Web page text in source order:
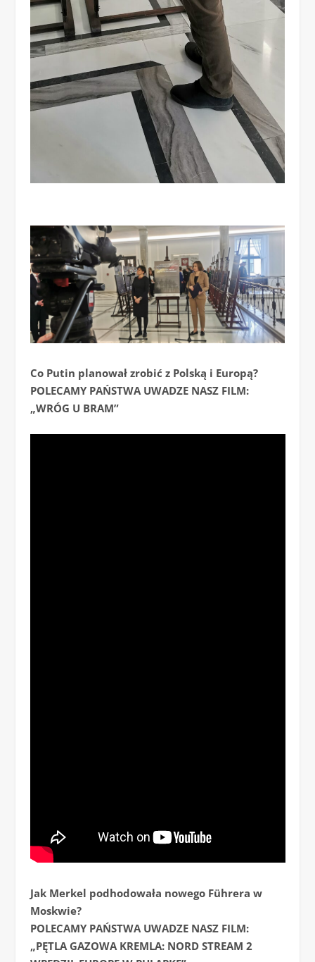
Co Putin planował zrobić z Polską i Europą?
POLECAMY PAŃSTWA UWADZE NASZ FILM:
„WRÓG U BRAM”
Jak Merkel podhodowała nowego Führera w
Moskwie?
POLECAMY PAŃSTWA UWADZE NASZ FILM:
„PĘTLA GAZOWA KREMLA: NORD STREAM 2